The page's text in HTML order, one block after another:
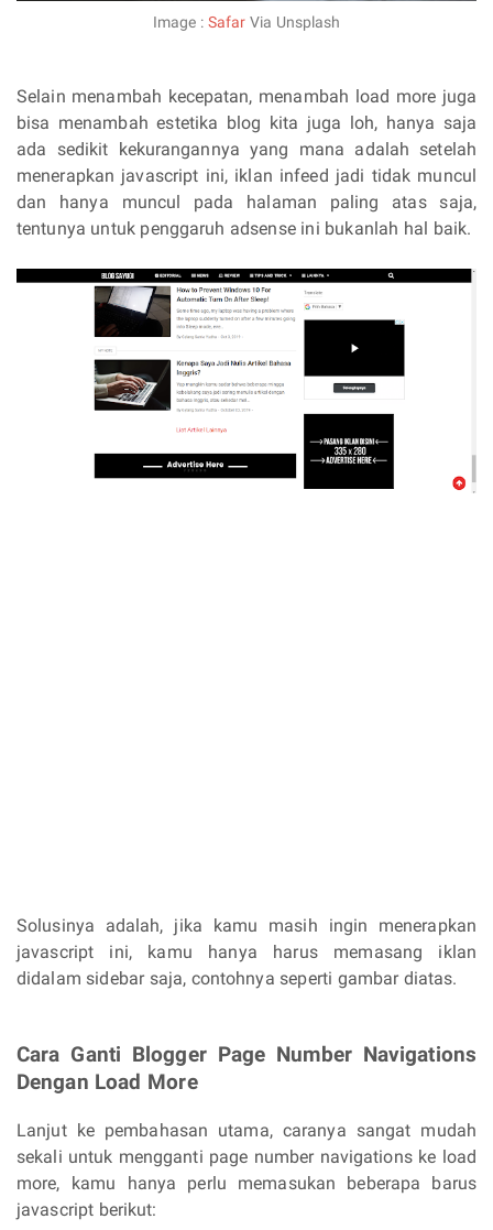
Image : Safar Via Unsplash
Selain menambah kecepatan, menambah load more juga
bisa menambah estetika blog kita juga loh, hanya saja
ada sedikit kekurangannya yang mana adalah setelah
menerapkan javascript ini, iklan infeed jadi tidak muncul
dan hanya muncul pada halaman paling atas saja,
tentunya untuk penggaruh adsense ini bukanlah hal baik.
Solusinya adalah, jika kamu masih ingin menerapkan
javascript ini, kamu hanya harus memasang iklan
didalam sidebar saja, contohnya seperti gambar diatas.
Cara Ganti Blogger Page Number Navigations
Dengan Load More
Lanjut ke pembahasan utama, caranya sangat mudah
sekali untuk mengganti page number navigations ke load
more, kamu hanya perlu memasukan beberapa barus
javascript berikut: